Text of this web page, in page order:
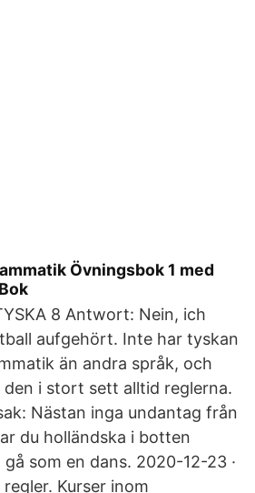
Övningsbok 1 med
8 Antwort: Nein, ich
aufgehört. Inte har tyskan
än andra språk, och
i stort sett alltid reglerna.
Nästan inga undantag från
du holländska i botten
som en dans. 2020-12-23 ·
Kurser inom